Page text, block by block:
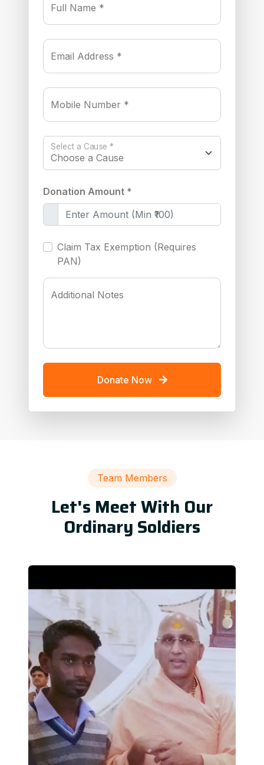
Full Name *
Email Address *
Mobile Number *
Select a Cause *
Donation Amount *
Claim Tax Exemption (Requires
PAN)
Additional Notes
Donate Now
Team Members
Let's Meet With Our
Ordinary Soldiers